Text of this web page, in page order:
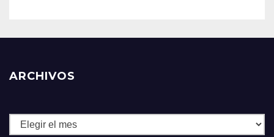
ARCHIVOS
Archivos